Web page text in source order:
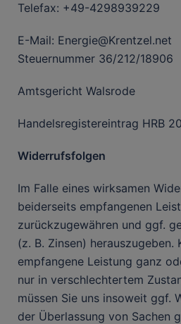
Telefax: +49-4298939229
E-Mail: Energie@Krentzel.net
Steuernummer 36/212/18906
Amtsgericht Walsrode
Handelsregistereintrag HRB
Widerrufsfolgen
Im Falle eines wirksamen
beiderseits empfangenen
zurückzugewähren und ggf.
(z. B. Zinsen) herauszugeben.
empfangene Leistung ganz
nur in verschlechtertem
müssen Sie uns insoweit ggf.
der Überlassung von Sachen